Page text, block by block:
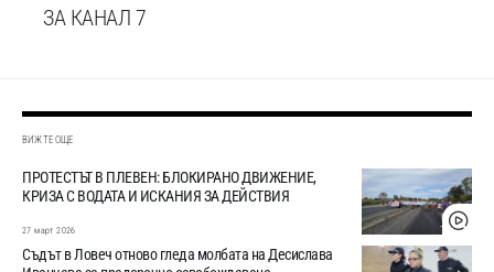
ЗА КАНАЛ 7
ВИЖТЕ ОЩЕ
ПРОТЕСТЪТ В ПЛЕВЕН: БЛОКИРАНО ДВИЖЕНИЕ,
КРИЗА С ВОДАТА И ИСКАНИЯ ЗА ДЕЙСТВИЯ
27 март 2026
Съдът в Ловеч отново гледа молбата на Десислава